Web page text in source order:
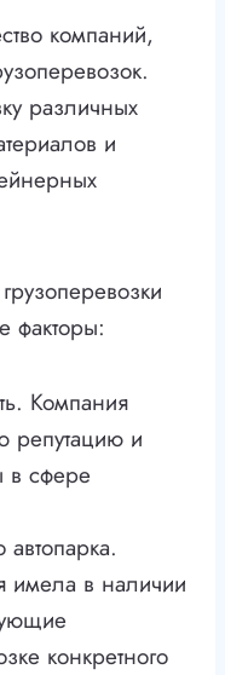
компаний,
различных
и
факторы:
Компания
репутацию и
в сфере
имела в наличии
конкретного